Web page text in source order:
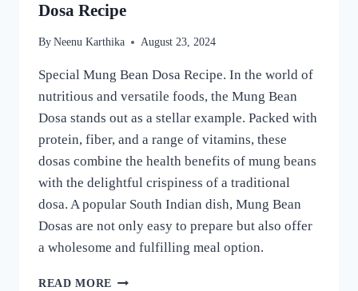
Dosa Recipe
By Neenu Karthika August 23, 2024
Special Mung Bean Dosa Recipe. In the world of
nutritious and versatile foods, the Mung Bean
Dosa stands out as a stellar example. Packed with
protein, fiber, and a range of vitamins, these
dosas combine the health benefits of mung beans
with the delightful crispiness of a traditional
dosa. A popular South Indian dish, Mung Bean
Dosas are not only easy to prepare but also offer
a wholesome and fulfilling meal option.
READ MORE ദോശക്ക്